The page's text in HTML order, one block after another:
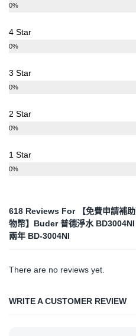
0%
4 Star
0%
3 Star
0%
2 Star
0%
1 Star
0%
618 Reviews For
【免費申請補
物幣】Buder 普德淨水
兩年 BD-3004NI
There are no reviews yet.
WRITE A CUSTOMER REVIEW